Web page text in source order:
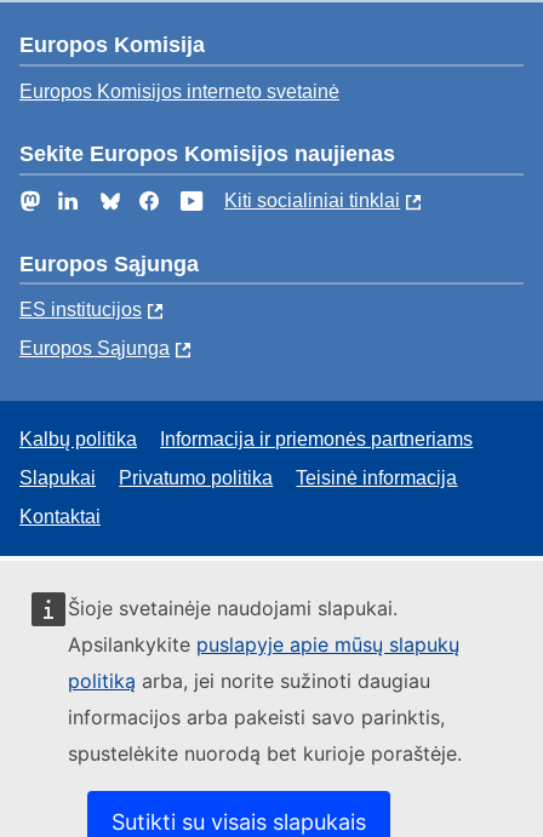
Šioje svetainėje naudojami slapukai.
Apsilankykite puslapyje apie mūsų slapukų
politiką arba, jei norite sužinoti daugiau
informacijos arba pakeisti savo parinktis,
spustelėkite nuorodą bet kurioje poraštėje.
Sutikti su visais slapukais
Europos Komisija
Europos Komisijos interneto svetainė
Sekite Europos Komisijos naujienas
MastodonLinkedInBlueskyFacebookYouTube
Kiti socialiniai tinklai
Europos Sąjunga
ES institucijоs
Europos Sąjunga
Kalbų politika
Informacija ir priemonės partneriams
Slapukai
Privatumo politika
Teisinė informacija
Kontaktai